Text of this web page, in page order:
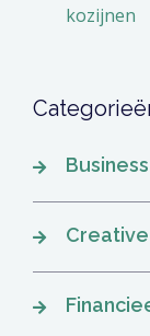
kozijnen
Business